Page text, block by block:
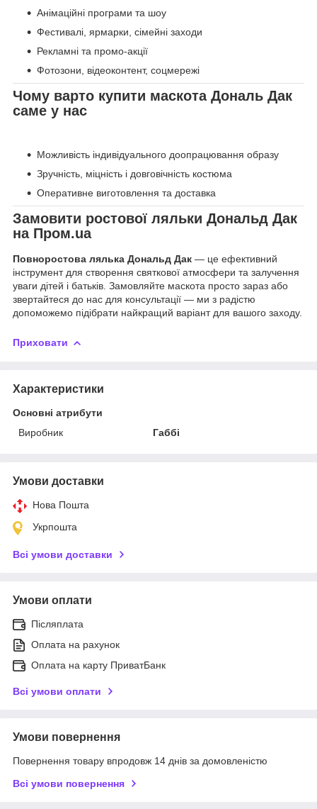
Анімаційні програми та шоу
Фестивалі, ярмарки, сімейні заходи
Рекламні та промо-акції
Фотозони, відеоконтент, соцмережі
Чому варто купити маскота Дональ Дак
саме у нас
Можливість індивідуального доопрацювання образу
Зручність, міцність і довговічність костюма
Оперативне виготовлення та доставка
Замовити ростової ляльки Дональд Дак
на Пром.ua
Повноростова лялька Дональд Дак — це ефективний
інструмент для створення святкової атмосфери та залучення
уваги дітей і батьків. Замовляйте маскота просто зараз або
звертайтеся до нас для консультації — ми з радістю
допоможемо підібрати найкращий варіант для вашого заходу.
Приховати
Характеристики
Основні атрибути
Виробник
Габбі
Умови доставки
Нова Пошта
Укрпошта
Всі умови доставки
Умови оплати
Післяплата
Оплата на рахунок
Оплата на карту ПриватБанк
Всі умови оплати
Умови повернення
Повернення товару впродовж 14 днів за домовленістю
Всі умови повернення